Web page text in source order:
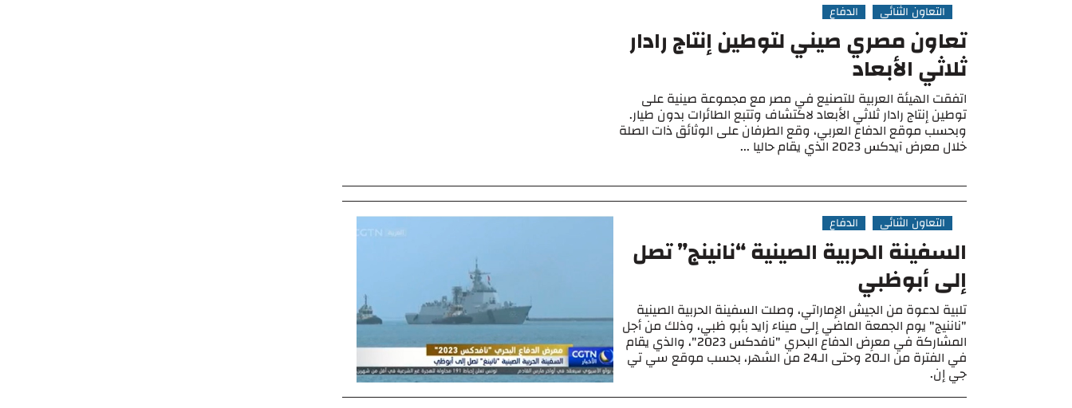
التعاون الثنائي الدفاع
تعاون مصري صيني لتوطين إنتاج رادار
ثلاثي الأبعاد
اتفقت الهيئة العربية للتصنيع في مصر مع مجموعة صينية على
توطين إنتاج رادار ثلاثي الأبعاد لاكتشاف وتتبع الطائرات بدون طيار.
وبحسب موقع الدفاع العربي، وقع الطرفان على الوثائق ذات الصلة
خلال معرض آيدكس 2023 الذي يقام حاليا ...
التعاون الثنائي الدفاع
السفينة الحربية الصينية “نانينج” تصل
إلى أبوظبي
تلبية لدعوة من الجيش الإماراتي، وصلت السفينة الحربية الصينية
"ناننيج" يوم الجمعة الماضي إلى ميناء زايد بأبو ظبي، وذلك من أجل
المشاركة في معرِض الدفاع البحري "نافدكس 2023"، والذي يقام
في الفترة من الـ20 وحتى الـ24 من الشهر، بحسب موقع سي تي
جي إن.